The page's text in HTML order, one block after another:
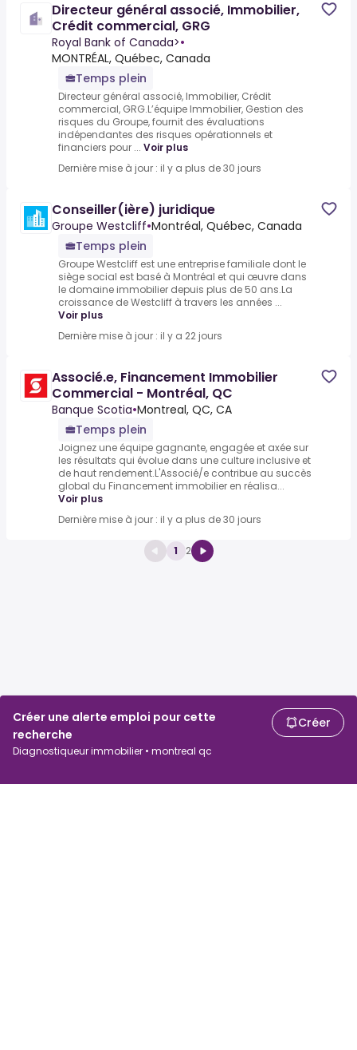
Créer une alerte emploi pour cette
recherche
Diagnostiqueur immobilier • montreal qc
Créer
Directeur général associé, Immobilier,
Crédit commercial, GRG
Royal Bank of Canada>•
MONTRÉAL, Québec, Canada
Temps plein
Directeur général associé, Immobilier, Crédit
commercial, GRG.L’équipe Immobilier, Gestion des
risques du Groupe, fournit des évaluations
indépendantes des risques opérationnels et
financiers pour ... Voir plus
Dernière mise à jour : il y a plus de 30 jours
Conseiller(ière) juridique
Groupe Westcliff•Montréal, Québec, Canada
Temps plein
Groupe Westcliff est une entreprise familiale dont le
siège social est basé à Montréal et qui œuvre dans
le domaine immobilier depuis plus de 50 ans.La
croissance de Westcliff à travers les années ...
Voir plus
Dernière mise à jour : il y a 22 jours
Associé.e, Financement Immobilier
Commercial - Montréal, QC
Banque Scotia•Montreal, QC, CA
Temps plein
Joignez une équipe gagnante, engagée et axée sur
les résultats qui évolue dans une culture inclusive et
de haut rendement.L'Associé/e contribue au succès
global du Financement immobilier en réalisa...
Voir plus
Dernière mise à jour : il y a plus de 30 jours
1 2